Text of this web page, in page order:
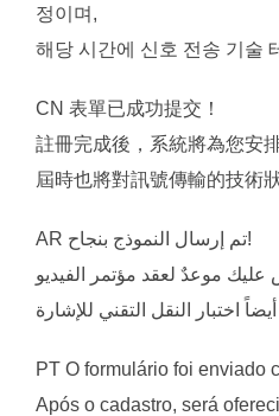
정이며,
해당 시간에 신호 전송 기술
CN 表單已成功提交！
註冊完成後，系統將為您安
屆時也將對訊號傳輸的技術
AR تم إرسال النموذج بنجاح!
PT O formulário foi enviado
Após o cadastro, será